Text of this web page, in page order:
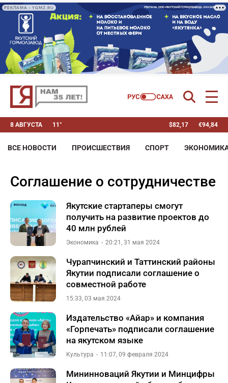
РЕКЛАМА • YGMZ.RU
8 АВГУСТА 11° $82,17 €94,84
ВСЕ НОВОСТИ ПРОИСШЕСТВИЯ СПОРТ
соглашение о сотрудничестве
Якутские стартаперы смогут
получить на развитие проектов до
40 млн рублей
Экономика 20:21, 31 мая 2024
Чурапчинский и Таттинский районы
Якутии подписали соглашение о
совместной работе
15:33, 03 мая 2024
Издательство «Айар» и компания
«Горпечать» подписали соглашение
на якутском языке
Культура 11:07, 09 февраля 2024
Мининноваций Якутии и Минцифры